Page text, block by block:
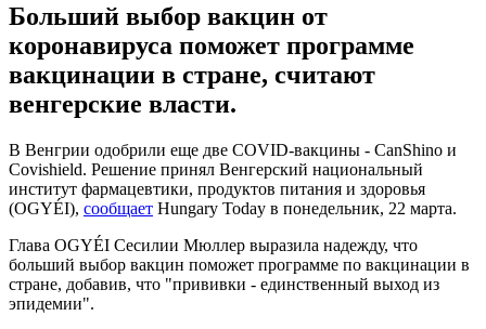
Больший выбор вакцин от
коронавируса поможет программе
вакцинации в стране, считают
венгерские власти.
В Венгрии одобрили еще две COVID-вакцины - CanShino и
Covishield. Решение принял Венгерский национальный
институт фармацевтики, продуктов питания и здоровья
(OGYÉI), сообщает Hungary Today в понедельник, 22 марта.
Глава OGYÉI Сесилии Мюллер выразила надежду, что
больший выбор вакцин поможет программе по вакцинации в
стране, добавив, что "прививки - единственный выход из
эпидемии".